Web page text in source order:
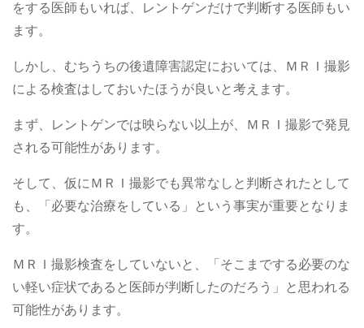
をする医師もいれば、レントゲンだけで判断する医師もい
ます。
しかし、むちうちの後遺障害認定においては、ＭＲＩ撮影
による検査はしておいたほうが良いと考えます。
まず、レントゲンでは映らない以上が、ＭＲＩ撮影で発見
される可能性があります。
そして、仮にＭＲＩ撮影でも異常なしと判断されたとして
も、「必要な治療をしている」という事実が重要となりま
す。
ＭＲＩ撮影検査をしていないと、「そこまでする必要のな
い軽い症状であると医師が判断したのだろう」と思われる
可能性があります。